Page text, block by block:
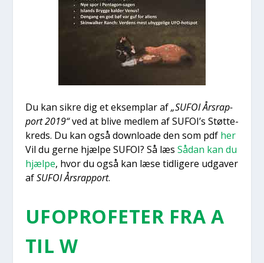
Du kan sik­re dig et eksem­plar af„SUFOI Års­rap­
port 2019“ved at bli­ve med­lem af SUFOI’s Støt­te­
kreds. Du kan også down­lo­a­de den som pdf her
Vil du ger­ne hjæl­pe SUFOI? Så læs Sådan kan du
hjæl­pe, hvor du også kan læse tid­li­ge­re udga­ver
afSUFOI Års­rap­port.
UFOPRO­FE­TER FRA A
TIL W